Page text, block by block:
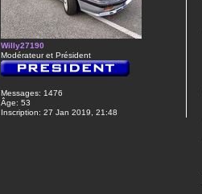
Willy27190
Modérateur et Président
Messages: 1476
Âge: 53
Inscription: 27 Jan 2019, 21:48